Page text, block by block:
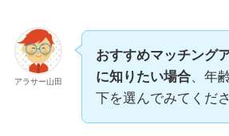
アラサー山田
おすすめマッチング
に知りたい場合、年
下を選んでみてくださ